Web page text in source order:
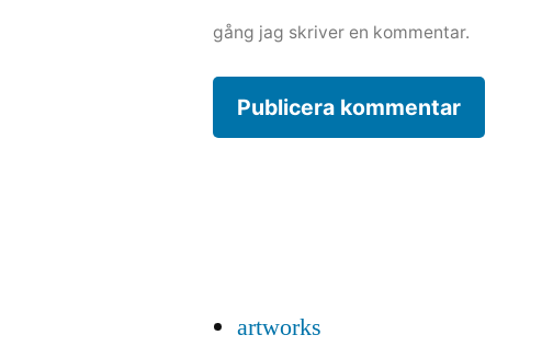
gång jag skriver en kommentar.
artworks